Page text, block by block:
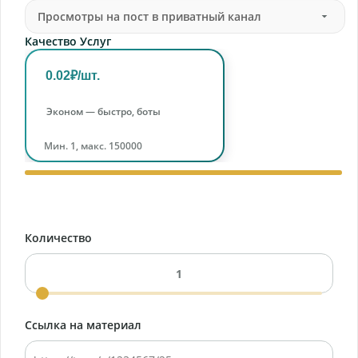
Качество Услуг
0.02₽/шт.
Эконом — быстро, боты
Мин. 1, макс. 150000
Количество
Ссылка на материал